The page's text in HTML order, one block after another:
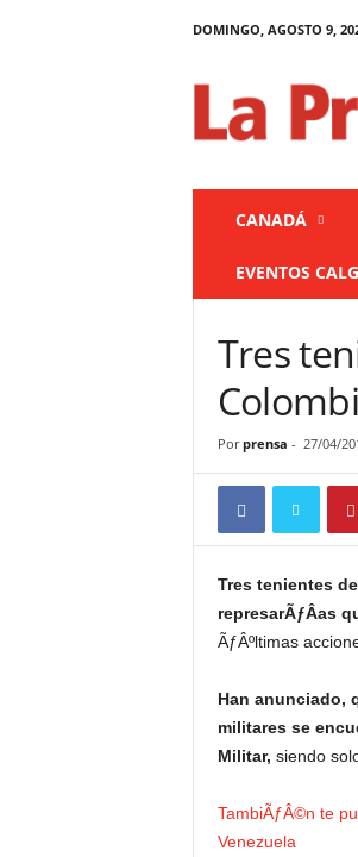
DOMINGO, AGOSTO 9,
a
CANADÁ
EVENTOS
Tres
Por prensa - 27/04/
Tres tenientes
represarÃƒÂ­as
ÃƒÂºltimas
Han anunciado,
militares se
Militar, siendo
TambiÃƒÂ©n te
Venezuela